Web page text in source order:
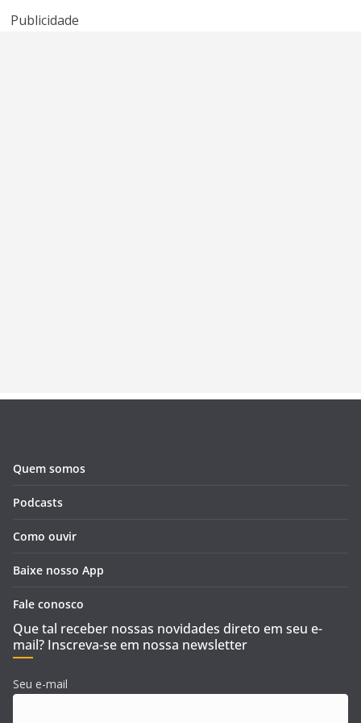
Publicidade
Quem somos
Podcasts
Como ouvir
Baixe nosso App
Fale conosco
Que tal receber nossas novidades direto em seu e-
mail? Inscreva-se em nossa newsletter
Seu e-mail